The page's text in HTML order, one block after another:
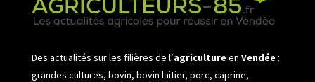
Des actualités sur les filières de l’agriculture en Vendée :
grandes cultures, bovin, bovin laitier, porc, caprine,